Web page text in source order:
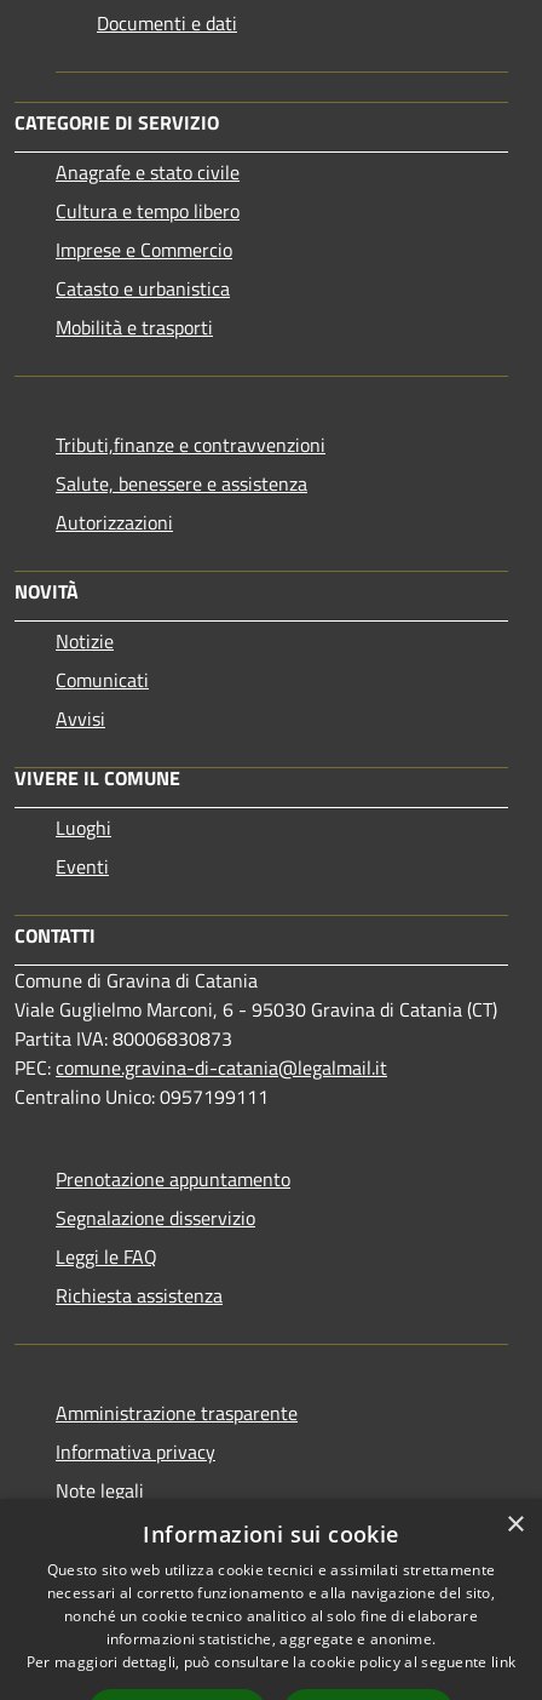
Documenti e dati
CATEGORIE DI SERVIZIO
Anagrafe e stato civile
Cultura e tempo libero
Imprese e Commercio
Catasto e urbanistica
Mobilità e trasporti
Tributi,finanze e contravvenzioni
Salute, benessere e assistenza
Autorizzazioni
NOVITÀ
Notizie
Comunicati
Avvisi
VIVERE IL COMUNE
Luoghi
Eventi
CONTATTI
Comune di Gravina di Catania
Viale Guglielmo Marconi, 6 - 95030 Gravina di Catania (CT)
Partita IVA: 80006830873
PEC:comune.gravina-di-catania@legalmail.it
Centralino Unico: 0957199111
Prenotazione appuntamento
Segnalazione disservizio
Leggi le FAQ
Richiesta assistenza
Amministrazione trasparente
Informativa privacy
Note legali
Dichiarazione di accessibilità
RSS
Accessibilità
Copyright © 2026 • Comune di
×
Informazioni sui cookie
Questo sito web utilizza cookie tecnici e assimilati strettamente
necessari al corretto funzionamento e alla navigazione del sito,
nonché un cookie tecnico analitico al solo fine di elaborare
informazioni statistiche, aggregate e anonime.
Per maggiori dettagli, può consultare la cookie policy al seguente link